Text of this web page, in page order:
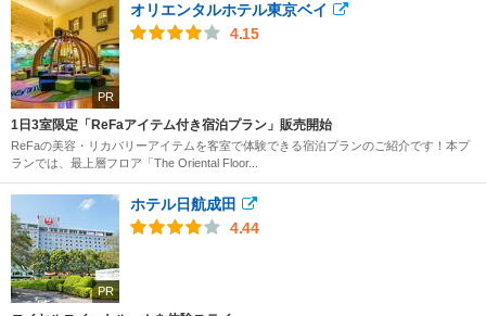
PR
オリエンタルホテル東京ベイ
4.15
1日3室限定「ReFaアイテム付き宿泊プラン」販売開始
ReFaの美容・リカバリーアイテムを客室で体験できる宿泊プランのご紹介です！本プ
ランでは、最上層フロア「The Oriental Floor...
PR
ホテル日航成田
4.44